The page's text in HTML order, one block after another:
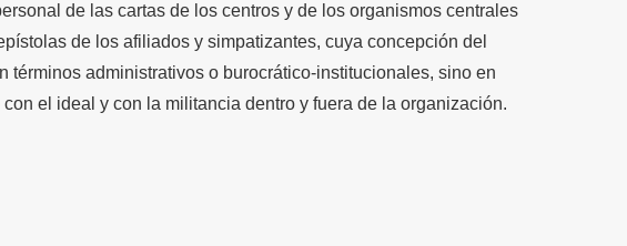
de las cartas de los centros y de los organismos centrales
de los afiliados y simpatizantes, cuya concepción del
términos administrativos o burocrático-institucionales, sino en
el ideal y con la militancia dentro y fuera de la organización.